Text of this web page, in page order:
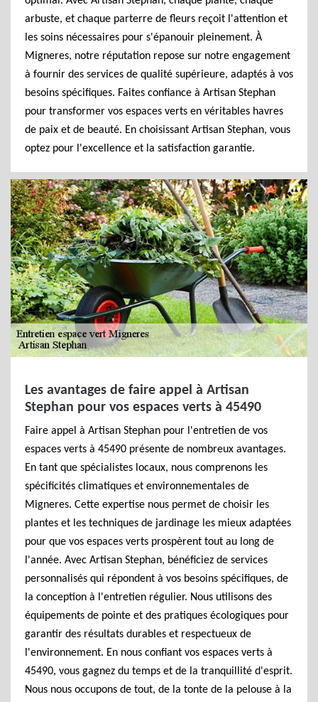
arbuste, et chaque parterre de fleurs reçoit l'attention et
les soins nécessaires pour s'épanouir pleinement. À
Migneres, notre réputation repose sur notre engagement
à fournir des services de qualité supérieure, adaptés à vos
besoins spécifiques. Faites confiance à Artisan Stephan
pour transformer vos espaces verts en véritables havres
de paix et de beauté. En choisissant Artisan Stephan, vous
optez pour l'excellence et la satisfaction garantie.
Les avantages de faire appel à Artisan
Stephan pour vos espaces verts à 45490
Faire appel à Artisan Stephan pour l'entretien de vos
espaces verts à 45490 présente de nombreux avantages.
En tant que spécialistes locaux, nous comprenons les
spécificités climatiques et environnementales de
Migneres. Cette expertise nous permet de choisir les
plantes et les techniques de jardinage les mieux adaptées
pour que vos espaces verts prospèrent tout au long de
l'année. Avec Artisan Stephan, bénéficiez de services
personnalisés qui répondent à vos besoins spécifiques, de
la conception à l'entretien régulier. Nous utilisons des
équipements de pointe et des pratiques écologiques pour
garantir des résultats durables et respectueux de
l'environnement. En nous confiant vos espaces verts à
45490, vous gagnez du temps et de la tranquillité d'esprit.
Nous nous occupons de tout, de la tonte de la pelouse à la